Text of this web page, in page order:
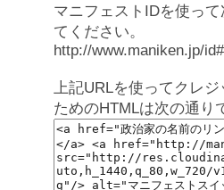
マニフェストIDを使っ
てください。
http://www.maniken.jp/
上記URLを使ってクレ
ためのHTMLは次の通り